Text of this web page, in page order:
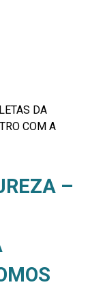
DA
COM A
–